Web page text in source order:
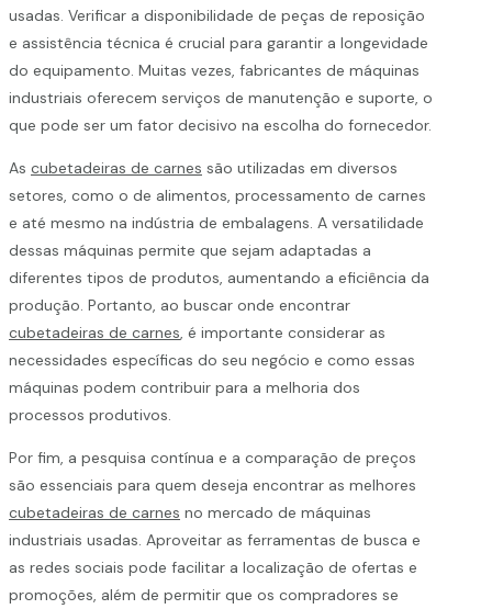
usadas. Verificar a disponibilidade de peças de reposição
e assistência técnica é crucial para garantir a longevidade
do equipamento. Muitas vezes, fabricantes de máquinas
industriais oferecem serviços de manutenção e suporte, o
que pode ser um fator decisivo na escolha do fornecedor.
As cubetadeiras de carnes são utilizadas em diversos
setores, como o de alimentos, processamento de carnes
e até mesmo na indústria de embalagens. A versatilidade
dessas máquinas permite que sejam adaptadas a
diferentes tipos de produtos, aumentando a eficiência da
produção. Portanto, ao buscar onde encontrar
cubetadeiras de carnes, é importante considerar as
necessidades específicas do seu negócio e como essas
máquinas podem contribuir para a melhoria dos
processos produtivos.
Por fim, a pesquisa contínua e a comparação de preços
são essenciais para quem deseja encontrar as melhores
cubetadeiras de carnes no mercado de máquinas
industriais usadas. Aproveitar as ferramentas de busca e
as redes sociais pode facilitar a localização de ofertas e
promoções, além de permitir que os compradores se